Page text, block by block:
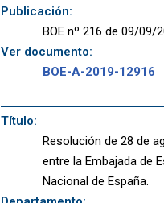
Publicación:
BOE nº 216 de 09/09/
Ver documento:
BOE-A-2019-12916
Título:
Resolución de 28 de
entre la Embajada de
Nacional de España.